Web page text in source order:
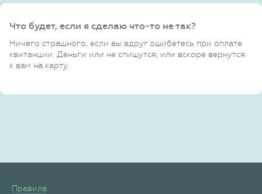
Что будет, если я сделаю что-то не так?
Ничего страшного, если вы вдруг ошибетесь при оплате
квитанции. Деньги или не спишутся, или вскоре вернутся
к вам на карту.
Правила